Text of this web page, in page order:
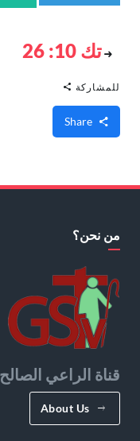
تك 10: 26
للمشاركة
من نحن؟
قناة الراعي الصالح
About Us